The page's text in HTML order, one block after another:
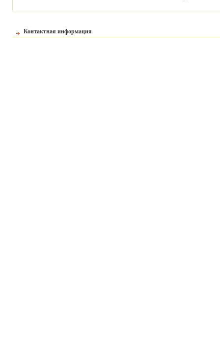
Контактная информация